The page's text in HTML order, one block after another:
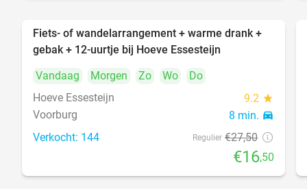
40%
Fiets- of wandelarrangement + warme drank +
gebak + 12-uurtje bij Hoeve Essesteijn
Vandaag
Morgen Zo Wo
Do
Hoeve Essesteijn
9.2 star
Voorburg 8 min. directions_car
Verkocht: 144 Regulier €27,50
€16,50